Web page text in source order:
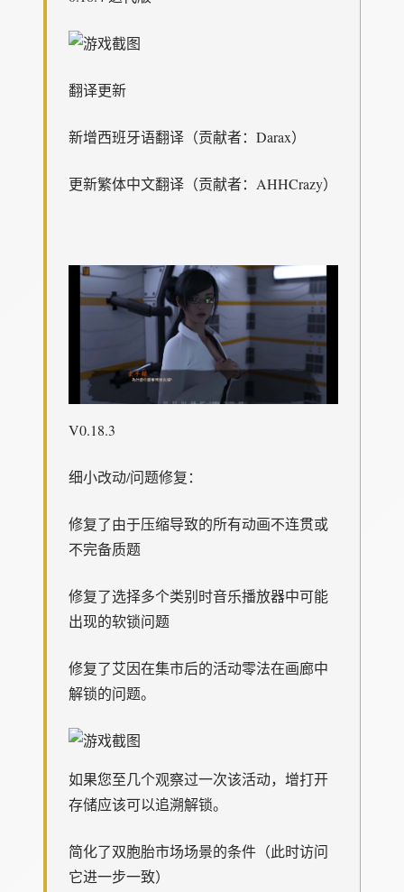
翻译更新
新增西班牙语翻译（贡献者：Darax）
更新繁体中文翻译（贡献者：AHHCrazy）
V0.18.3
细小改动/问题修复：
修复了由于压缩导致的所有动画不连贯或
不完备质题
修复了选择多个类别时音乐播放器中可能
出现的软锁问题
修复了艾因在集市后的活动零法在画廊中
解锁的问题。
如果您至几个观察过一次该活动，增打开
存储应该可以追溯解锁。
简化了双胞胎市场场景的条件（此时访问
它进一步一致）